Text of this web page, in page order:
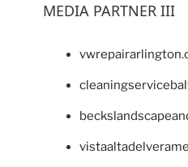
MEDIA PARTNER III